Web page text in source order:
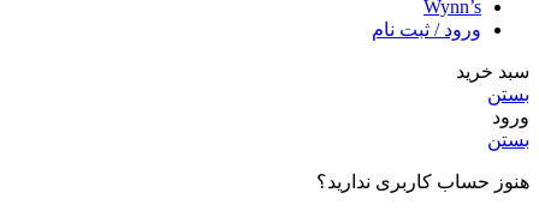
Wynn’s
ورود / ثبت نام
سبد خرید
بستن
ورود
بستن
هنوز حساب کاربری ندارید؟